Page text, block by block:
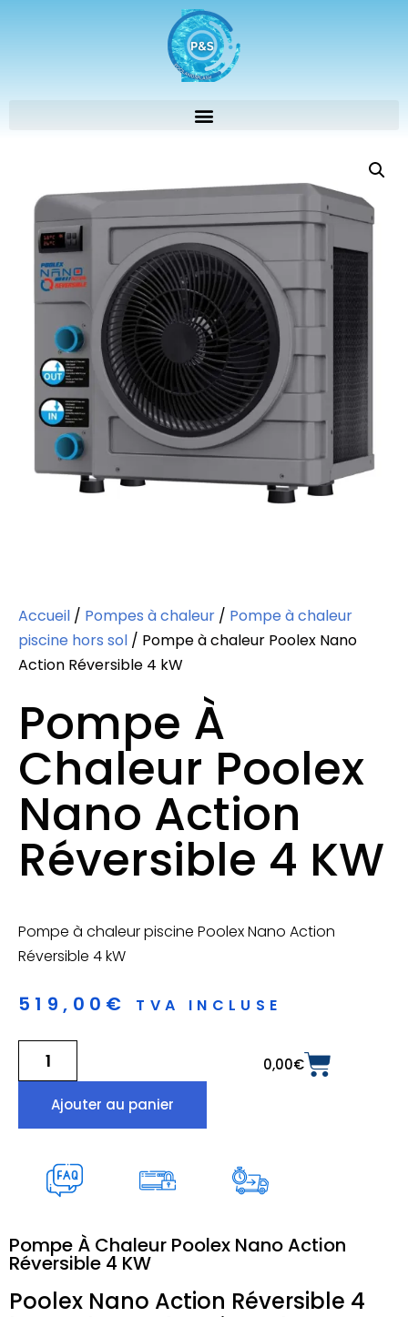
Accueil / Pompes à chaleur / Pompe à chaleur
piscine hors sol / Pompe à chaleur Poolex Nano
Action Réversible 4 kW
Pompe À
Chaleur Poolex
Nano Action
Réversible 4 KW
Pompe à chaleur piscine Poolex Nano Action
Réversible 4 kW
519,00 € TVA INCLUSE
Ajouter au panier
0,00€
Pompe À Chaleur Poolex Nano Action
Réversible 4 KW
Poolex Nano Action Réversible 4